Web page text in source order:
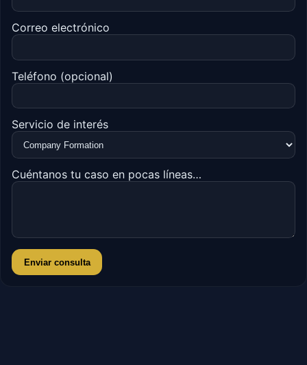
Correo electrónico
Teléfono (opcional)
Servicio de interés
Cuéntanos tu caso en pocas líneas…
Enviar consulta